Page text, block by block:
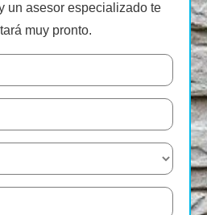
un asesor especializado te
muy pronto.